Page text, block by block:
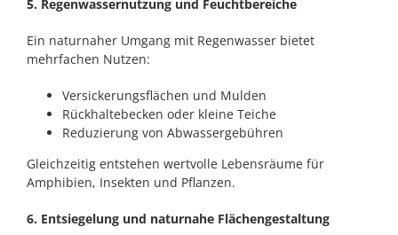
5. Regenwassernutzung und Feuchtbereiche
Ein naturnaher Umgang mit Regenwasser bietet
mehrfachen Nutzen:
Versickerungsflächen und Mulden
Rückhaltebecken oder kleine Teiche
Reduzierung von Abwassergebühren
Gleichzeitig entstehen wertvolle Lebensräume für
Amphibien, Insekten und Pflanzen.
6. Entsiegelung und naturnahe Flächengestaltung